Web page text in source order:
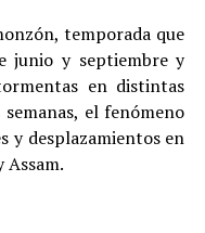
temporada que
junio y septiembre y
en distintas
el fenómeno
y desplazamientos en
Assam.